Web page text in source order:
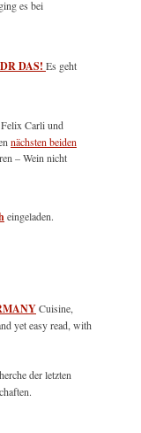
ging es bei
DAS! Es geht
Carli und
nächsten beiden
– Wein nicht
eingeladen.
Cuisine,
yet easy read, with
der letzten